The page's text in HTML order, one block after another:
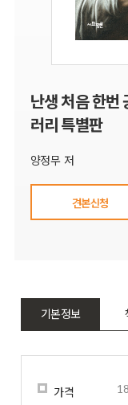
난생 처음 한번
러리 특별판
양정무 저
견본신청
기본정보
가격